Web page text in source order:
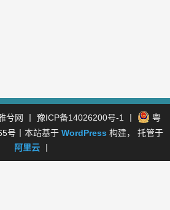
兮网 豫ICP备14026200号-1
粤
号 丨本站基于 WordPress 构建， 托管于
阿里云